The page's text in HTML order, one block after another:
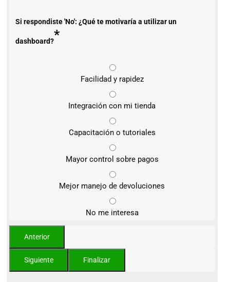
Si respondiste 'No': ¿Qué te motivaría a utilizar un
dashboard?*
Facilidad y rapidez
Integración con mi tienda
Capacitación o tutoriales
Mayor control sobre pagos
Mejor manejo de devoluciones
No me interesa